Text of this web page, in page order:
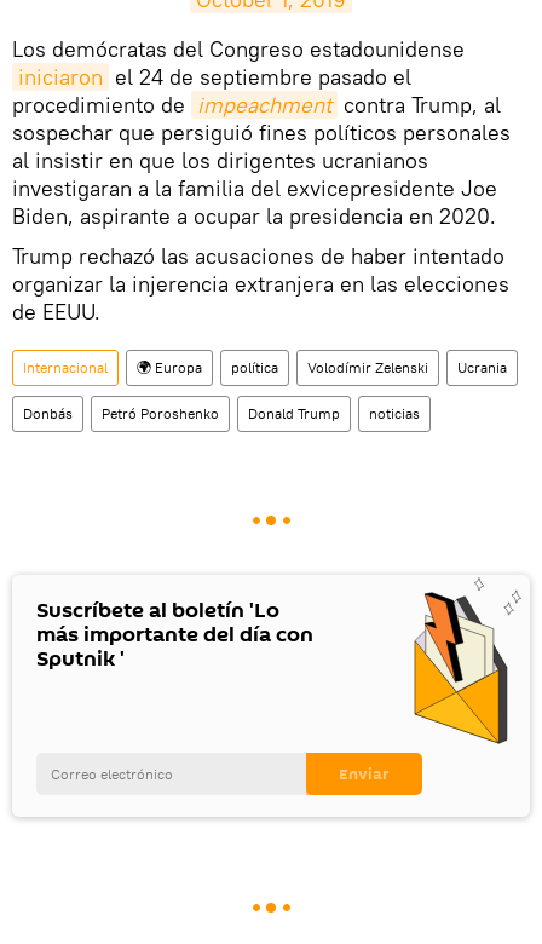
​Los demócratas del Congreso estadounidense
iniciaron el 24 de septiembre pasado el
procedimiento de impeachment contra Trump, al
sospechar que persiguió fines políticos personales
al insistir en que los dirigentes ucranianos
investigaran a la familia del exvicepresidente Joe
Biden, aspirante a ocupar la presidencia en 2020.
Trump rechazó las acusaciones de haber intentado
organizar la injerencia extranjera en las elecciones
de EEUU.
Internacional 🌍 Europa política Volodímir Zelenski Ucrania
Donbás Petró Poroshenko Donald Trump noticias
Suscríbete al boletín 'Lo
más importante del día con
Sputnik '